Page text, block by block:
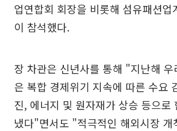
업연합회 회장을 비롯해 섬유패션업
이 참석했다.
장 차관은 신년사를 통해 "지난해 우
은 복합 경제위기 지속에 따른 수요
진, 에너지 및 원자재가 상승 등으로
냈다"면서도 "적극적인 해외시장 개